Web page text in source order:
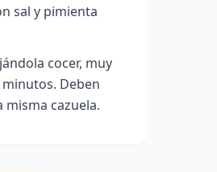
sal y pimienta
cocer, muy
Deben
misma cazuela.